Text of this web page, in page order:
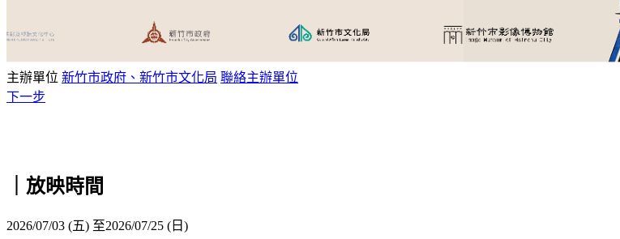
主辦單位 新竹市政府、新竹市文化局 聯絡主辦單位
下一步
｜放映時間
2026/07/03 (五) 至2026/07/25 (日)